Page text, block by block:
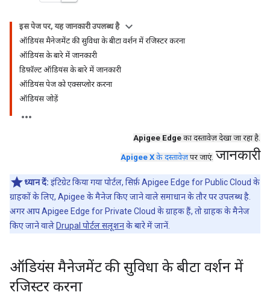
इस पेज पर, यह जानकारी उपलब्ध है
ऑडियंस मैनेजमेंट की सुविधा के बीटा वर्शन में रजिस्टर करना
ऑडियंस के बारे में जानकारी
डिफ़ॉल्ट ऑडियंस के बारे में जानकारी
ऑडियंस पेज को एक्सप्लोर करना
ऑडियंस जोड़ें
Apigee Edge का दस्तावेज़ देखा जा रहा है.
Apigee X के दस्तावेज़पर जाएं. जानकारी
ध्यान दें: इंटिग्रेट किया गया पोर्टल, सिर्फ़ Apigee Edge for Public Cloud के
ग्राहकों के लिए, Apigee के मैनेज किए जाने वाले समाधान के तौर पर उपलब्ध है.
अगर आप Apigee Edge for Private Cloud के ग्राहक हैं, तो ग्राहक के मैनेज
किए जाने वाले Drupal पोर्टल सलूशनके बारे में जानें.
ऑडियंस मैनेजमेंट की सुविधा के बीटा वर्शन में
रजिस्टर करना